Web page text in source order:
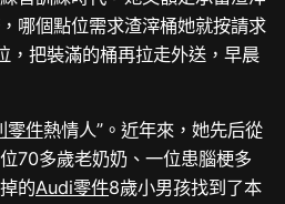
哪個點位需求渣滓桶她就按請求
，把裝滿的桶再拉走外送，早晨
零件熱情人”。近年來，她先后從
70多歲老奶奶、一位患腦梗多
的Audi零件8歲小男孩找到了本